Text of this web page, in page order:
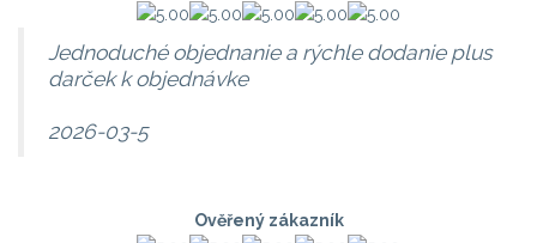
Jednoduché objednanie a rýchle dodanie plus
darček k objednávke
2026-03-5
Ověřený zákazník